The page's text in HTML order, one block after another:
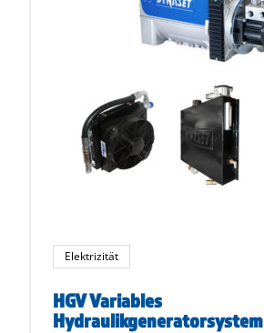
Elektrizität
HGV Variables
Hydraulikgeneratorsystem